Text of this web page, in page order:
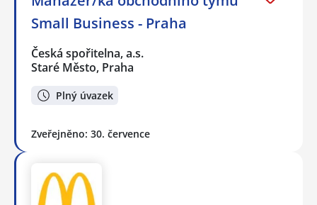
Small Business - Praha
Česká spořitelna, a.s.
Staré Město, Praha
Plný úvazek
Zveřejněno: 30. července